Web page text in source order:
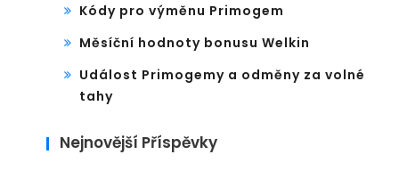
Kódy pro výměnu Primogem
Měsíční hodnoty bonusu Welkin
Událost Primogemy a odměny za volné
tahy
Nejnovější Příspěvky